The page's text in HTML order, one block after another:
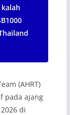
kalah
(AHRT)
pada ajang
di